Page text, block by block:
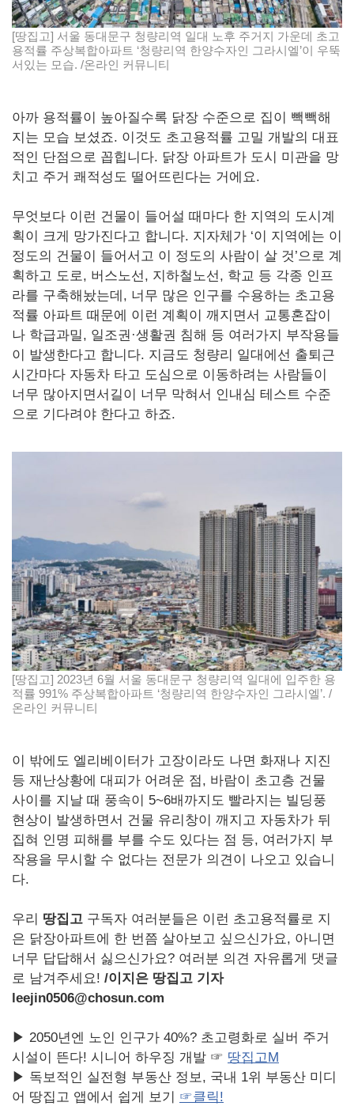
[땅집고] 서울 동대문구 청량리역 일대 노후 주거지 가운데 초고
용적률 주상복합아파트 ‘청량리역 한양수자인 그라시엘’이 우뚝
서있는 모습. /온라인 커뮤니티
아까 용적률이 높아질수록 닭장 수준으로 집이 빽빽해
지는 모습 보셨죠. 이것도 초고용적률 고밀 개발의 대표
적인 단점으로 꼽힙니다. 닭장 아파트가 도시 미관을 망
치고 주거 쾌적성도 떨어뜨린다는 거에요.
무엇보다 이런 건물이 들어설 때마다 한 지역의 도시계
획이 크게 망가진다고 합니다. 지자체가 ‘이 지역에는 이
정도의 건물이 들어서고 이 정도의 사람이 살 것’으로 계
획하고 도로, 버스노선, 지하철노선, 학교 등 각종 인프
라를 구축해놨는데, 너무 많은 인구를 수용하는 초고용
적률 아파트 때문에 이런 계획이 깨지면서 교통혼잡이
나 학급과밀, 일조권·생활권 침해 등 여러가지 부작용들
이 발생한다고 합니다. 지금도 청량리 일대에선 출퇴근
시간마다 자동차 타고 도심으로 이동하려는 사람들이
너무 많아지면서길이 너무 막혀서 인내심 테스트 수준
으로 기다려야 한다고 하죠.
[땅집고] 2023년 6월 서울 동대문구 청량리역 일대에 입주한 용
적률 991% 주상복합아파트 ‘청량리역 한양수자인 그라시엘’. /
온라인 커뮤니티
이 밖에도 엘리베이터가 고장이라도 나면 화재나 지진
등 재난상황에 대피가 어려운 점, 바람이 초고층 건물
사이를 지날 때 풍속이 5~6배까지도 빨라지는 빌딩풍
현상이 발생하면서 건물 유리창이 깨지고 자동차가 뒤
집혀 인명 피해를 부를 수도 있다는 점 등, 여러가지 부
작용을 무시할 수 없다는 전문가 의견이 나오고 있습니
다.
우리 땅집고 구독자 여러분들은 이런 초고용적률로 지
은 닭장아파트에 한 번쯤 살아보고 싶으신가요, 아니면
너무 답답해서 싫으신가요? 여러분 의견 자유롭게 댓글
로 남겨주세요! /이지은 땅집고 기자
leejin0506@chosun.com
▶ 2050년엔 노인 인구가 40%? 초고령화로 실버 주거
시설이 뜬다! 시니어 하우징 개발 ☞ 땅집고M
▶ 독보적인 실전형 부동산 정보, 국내 1위 부동산 미디
어 땅집고 앱에서 쉽게 보기 ☞클릭!